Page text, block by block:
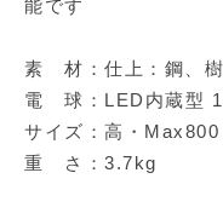
能です
素 材：仕上：鋼、樹
電 球：LED内蔵型
サイズ：高・
重 さ：3.7kg